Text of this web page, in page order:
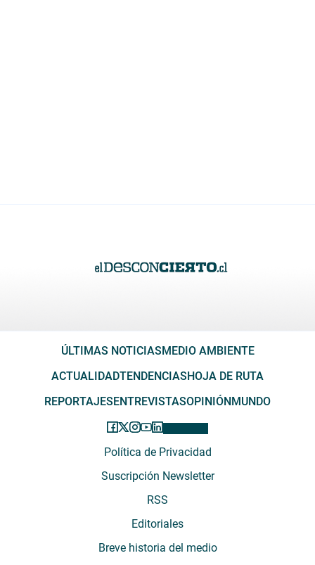
ÚLTIMAS NOTICIAS MEDIO AMBIENTE
ACTUALIDADTENDENCIAS HOJA DE RUTA
REPORTAJES ENTREVISTASOPINIÓN MUNDO
Política de Privacidad
Suscripción Newsletter
RSS
Editoriales
Breve historia del medio